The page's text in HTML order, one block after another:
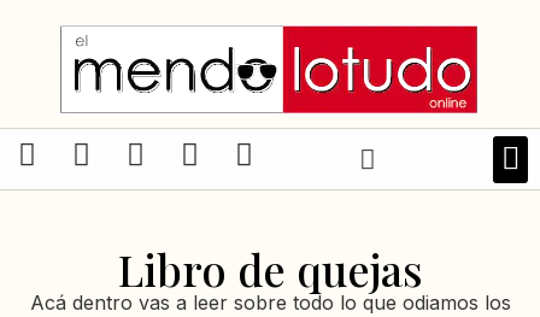
contenido
F
a
o
I
n
g
X
-
w
i
t
T
i
o
k
W
h
t
s
a
Libro de quejas
Acá dentro vas a leer sobre todo lo que odiamos los